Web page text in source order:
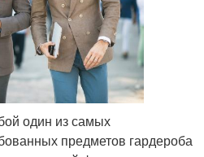
один из самых
предметов гардероба